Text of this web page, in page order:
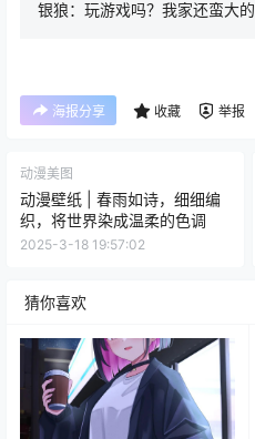
银狼：玩游戏吗？我家还蛮大的
海报分享 收藏 举报
动漫美图
动漫壁纸 | 春雨如诗，细细编
织，将世界染成温柔的色调
2025-3-18 19:57:02
猜你喜欢